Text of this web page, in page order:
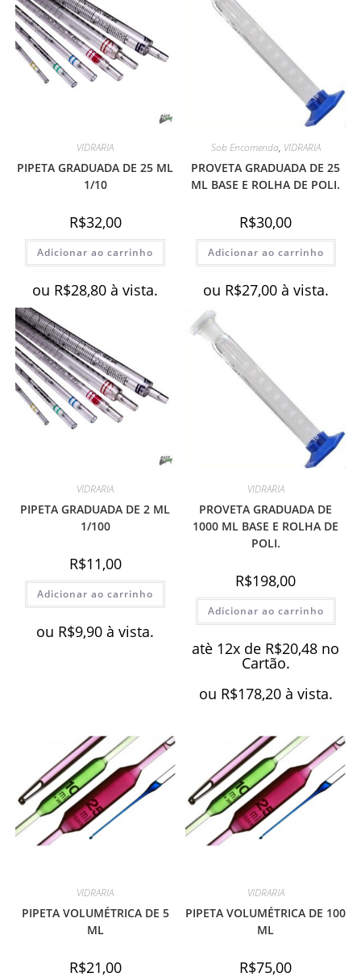
VIDRARIA
PIPETA GRADUADA DE 25 ML
1/10
R$32,00
Adicionar ao carrinho
ou R$28,80 à vista.
Sob Encomenda, VIDRARIA
PROVETA GRADUADA DE 25
ML BASE E ROLHA DE POLI.
R$30,00
Adicionar ao carrinho
ou R$27,00 à vista.
VIDRARIA
PIPETA GRADUADA DE 2 ML
1/100
R$11,00
Adicionar ao carrinho
ou R$9,90 à vista.
VIDRARIA
PROVETA GRADUADA DE
1000 ML BASE E ROLHA DE
POLI.
R$198,00
Adicionar ao carrinho
atè 12x de R$20,48 no
Cartão.
ou R$178,20 à vista.
VIDRARIA
PIPETA VOLUMÉTRICA DE 5
ML
R$21,00
VIDRARIA
PIPETA VOLUMÉTRICA DE 100
ML
R$75,00